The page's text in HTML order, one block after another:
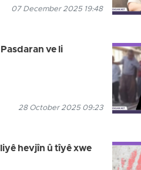
07 December 2025 19:48
ve li
28 October 2025 09:23
hevjîn û tîyê xwe